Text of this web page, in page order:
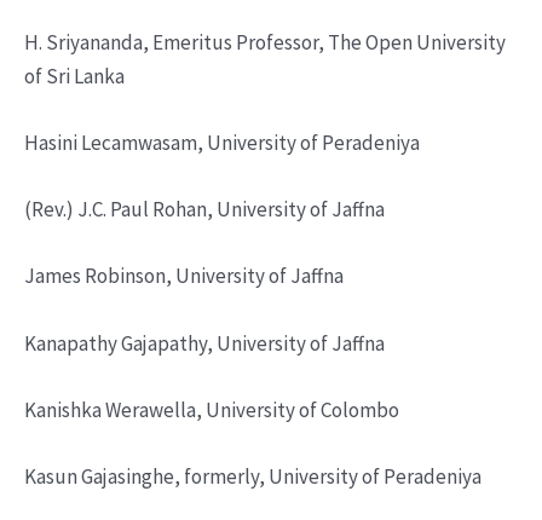
H. Sriyananda, Emeritus Professor, The Open University
of Sri Lanka
Hasini Lecamwasam, University of Peradeniya
(Rev.) J.C. Paul Rohan, University of Jaffna
James Robinson, University of Jaffna
Kanapathy Gajapathy, University of Jaffna
Kanishka Werawella, University of Colombo
Kasun Gajasinghe, formerly, University of Peradeniya